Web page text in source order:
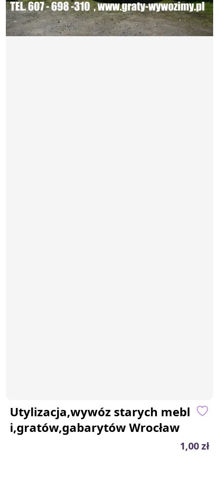
Utylizacja,wywóz starych mebl
i,gratów,gabarytów Wrocław
1,00 zł